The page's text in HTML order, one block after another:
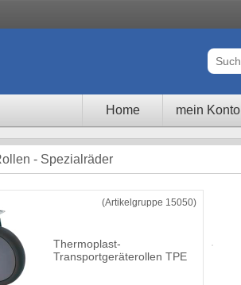
Home mein Konto
- Spezialräder
(Artikelgruppe 15050)
Thermoplast-
Transportgeräterollen TPE